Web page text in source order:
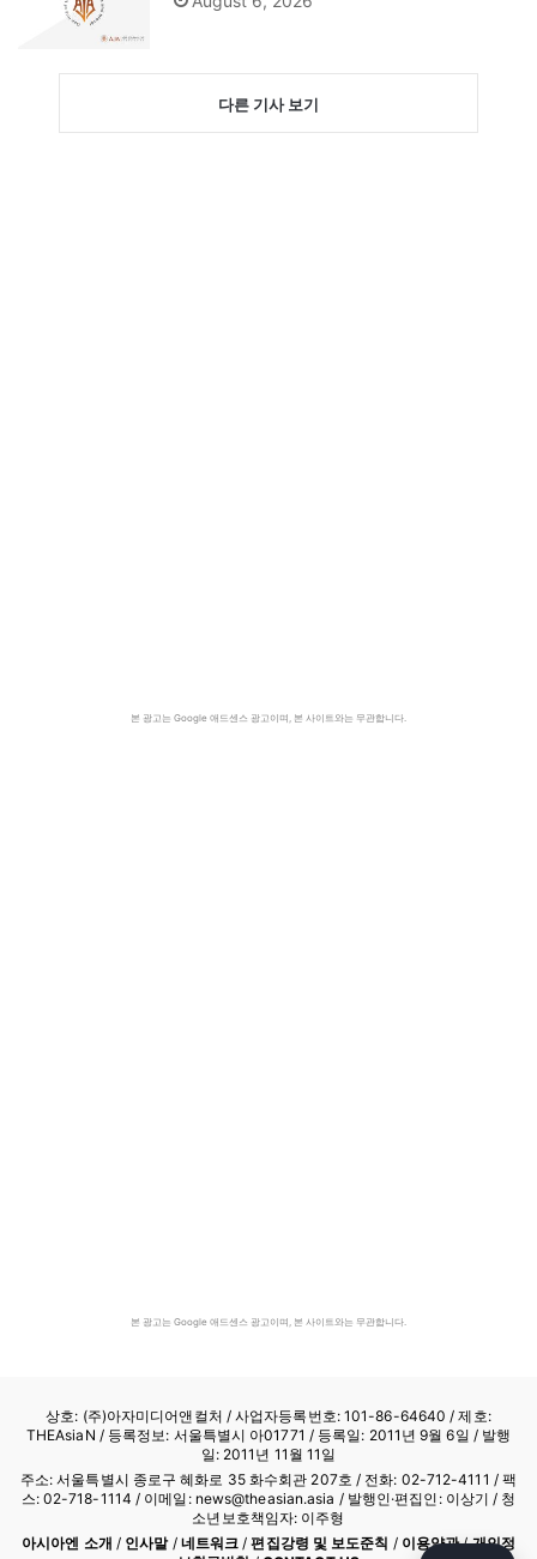
다른 기사 보기
본 광고는 Google 애드센스 광고이며, 본 사이트와는 무관합니다.
본 광고는 Google 애드센스 광고이며, 본 사이트와는 무관합니다.
상호: (주)아자미디어앤컬처 /사업자등록번호: 101-86-64640 / 제호:
THEAsiaN / 등록정보: 서울특별시 아01771 / 등록일: 2011년 9월 6일 / 발행
일: 2011년 11월 11일
주소: 서울특별시 종로구 혜화로 35 화수회관 207호 / 전화: 02-712-4111 / 팩
스: 02-718-1114 / 이메일: news@theasian.asia / 발행인·편집인: 이상기 / 청
소년보호책임자: 이주형
아시아엔 소개 / 인사말/ 네트워크 /편집강령 및 보도준칙 / 이용약관/개인정